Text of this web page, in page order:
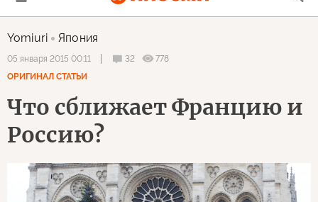
Yomiuri Япония
05 января 2015 00:11 32
778
ОРИГИНАЛ СТАТЬИ
Что сближает Францию и
Россию?